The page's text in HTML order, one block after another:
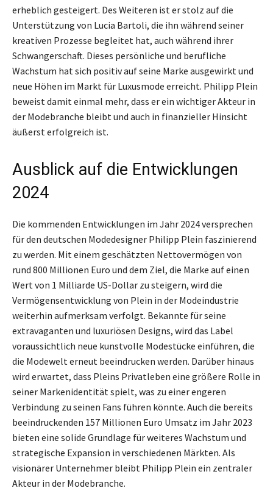
erheblich gesteigert. Des Weiteren ist er stolz auf die
Unterstützung von Lucia Bartoli, die ihn während seiner
kreativen Prozesse begleitet hat, auch während ihrer
Schwangerschaft. Dieses persönliche und berufliche
Wachstum hat sich positiv auf seine Marke ausgewirkt und
neue Höhen im Markt für Luxusmode erreicht. Philipp Plein
beweist damit einmal mehr, dass er ein wichtiger Akteur in
der Modebranche bleibt und auch in finanzieller Hinsicht
äußerst erfolgreich ist.
Ausblick auf die Entwicklungen
2024
Die kommenden Entwicklungen im Jahr 2024 versprechen
für den deutschen Modedesigner Philipp Plein faszinierend
zu werden. Mit einem geschätzten Nettovermögen von
rund 800 Millionen Euro und dem Ziel, die Marke auf einen
Wert von 1 Milliarde US-Dollar zu steigern, wird die
Vermögensentwicklung von Plein in der Modeindustrie
weiterhin aufmerksam verfolgt. Bekannte für seine
extravaganten und luxuriösen Designs, wird das Label
voraussichtlich neue kunstvolle Modestücke einführen, die
die Modewelt erneut beeindrucken werden. Darüber hinaus
wird erwartet, dass Pleins Privatleben eine größere Rolle in
seiner Markenidentität spielt, was zu einer engeren
Verbindung zu seinen Fans führen könnte. Auch die bereits
beeindruckenden 157 Millionen Euro Umsatz im Jahr 2023
bieten eine solide Grundlage für weiteres Wachstum und
strategische Expansion in verschiedenen Märkten. Als
visionärer Unternehmer bleibt Philipp Plein ein zentraler
Akteur in der Modebranche.